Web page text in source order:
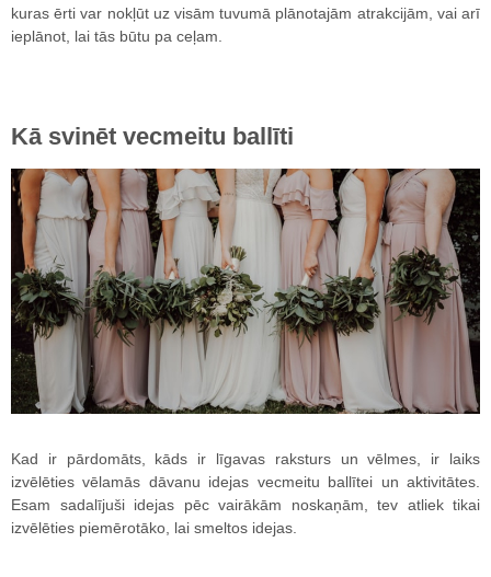
kuras ērti var nokļūt uz visām tuvumā plānotajām atrakcijām, vai arī
ieplānot, lai tās būtu pa ceļam.
Kā svinēt vecmeitu ballīti
Kad ir pārdomāts, kāds ir līgavas raksturs un vēlmes, ir laiks
izvēlēties vēlamās dāvanu idejas vecmeitu ballītei un aktivitātes.
Esam sadalījuši idejas pēc vairākām noskaņām, tev atliek tikai
izvēlēties piemērotāko, lai smeltos idejas.